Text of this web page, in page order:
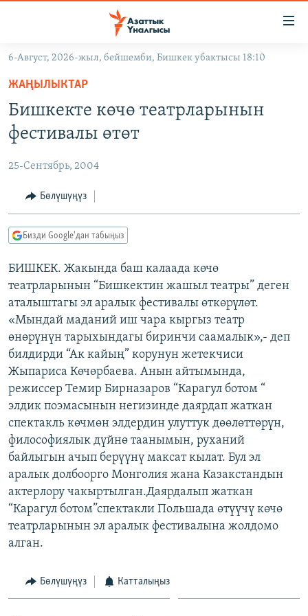
Навигацияга
өтүңүз
Издөөгө
салыңыз
ЭКОНОМИКА
МАДАНИЯТ
ДҮЙНӨ
БОРБОР АЗИЯ
УКРАИНА
АТАЙЫН ИЛИКТӨӨ
ТВ ПРОГРАММАЛАР
ЭКСПЕРТТЕР ТАЛДАЙТ
БИЗ ЖАНА ДҮЙНӨ
ДАНИСТЕ
ЭЖЕ-СИҢДИЛЕР
АЗАТТЫК+
ЫҢГАЙСЫЗ СУРООЛОР
ӨЗГӨЧӨ ПИКИР
Русский
ОНЛАЙН ШЕРИНЕ
ЭЕ/АРнун бардык сайттары
6-Август, 2026-жыл, бейшемби, Бишкек убактысы 18:10
ЖАҢЫЛЫКТАР
Бишкекте көчө театрларынын
фестивалы өтөт
25-Сентябрь, 2004
Бөлүшүңүз
Бизди Google'дан табыңыз
БИШКЕК. Жакында баш калаада көчө
театрларынын “Бишкектин жашыл театры” деген
аталыштагы эл аралык фестивалы өткөрүлөт.
«Мындай маданий иш чара кыргыз театр
өнөрүнүн тарыхындагы биринчи саамалык»,- деп
билдирди “Ак кайың” корунун жетекчиси
Жыпариса Көчөрбаева. Анын айтымында,
режиссер Темир Бирназаров “Карагул ботом “
элдик поэмасынын негизинде даярдап жаткан
спектакль көчмөн элдердин улуттук дөөлөттөрүн,
философиялык дүйнө таанымын, руханий
байлыгын ачып берүүнү максат кылат. Бул эл
аралык долбоорго Монголия жана Казакстандын
актерлору чакыртылган.Даярдалып жаткан
“Карагул ботом”спектакли Польшада өтүүчү көчө
театрларынын эл аралык фестивалына жолдомо
алган.
Бөлүшүңүз Катталыңыз